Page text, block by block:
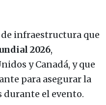
infraestructura que
2026,
y Canadá, y que
para asegurar la
el evento.